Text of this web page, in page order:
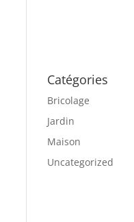
Catégories
Bricolage
Jardin
Maison
Uncategorized